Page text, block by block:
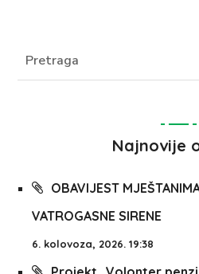
Najnovije
OBAVIJEST
VATROGASNE SIRENE
6. kolovoza, 2026. 19:38